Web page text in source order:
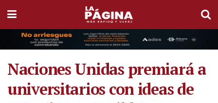
Naciones Unidas premiará a
universitarios con ideas de